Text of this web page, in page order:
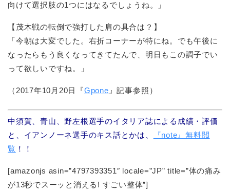
向けて選択肢の1つにはなるでしょうね。」
【茂木戦の転倒で強打した肩の具合は？】
「今朝は大変でした。右折コーナーが特にね。でも午後に
なったらもう良くなってきてたんで、明日もこの調子でい
って欲しいですね。」
（2017年10月20日『Gpone 』記事参照）
中須賀、青山、野左根選手のイタリア誌による成績・評価
と、イアンノーネ選手のキス話とかは、
『note』無料閲
覧 ！！
[amazonjs asin=”4797393351″ locale=”JP” title=”体の痛み
が13秒でスーッと消える! すごい整体”]